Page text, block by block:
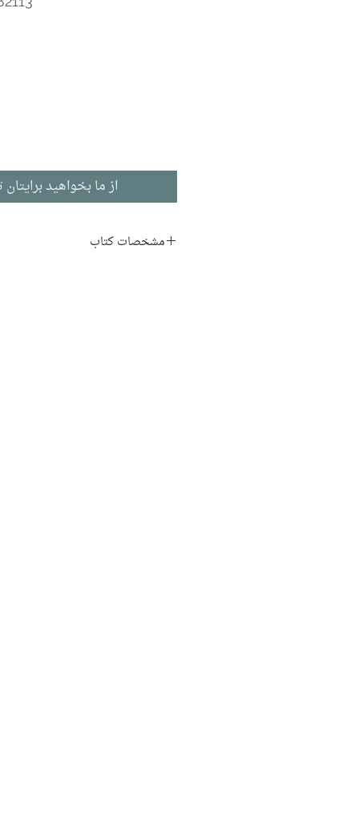
از ما بخواهید
مشخصات کتاب